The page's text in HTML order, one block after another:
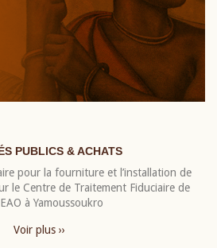
PUBLICS & ACHATS
pour la fourniture et l’installation de
le Centre de Traitement Fiduciaire de
à Yamoussoukro
Voir plus ››